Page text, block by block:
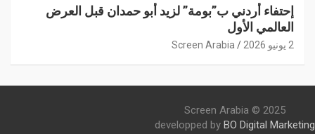
إحتفاء أردني ب”بومة” لزيد أبو حمدان قبل العرض
العالمي الأول
2 يونيو 2026 Screen Arabia
Screen Arabia © 2025
developped by BO Digital Marketing